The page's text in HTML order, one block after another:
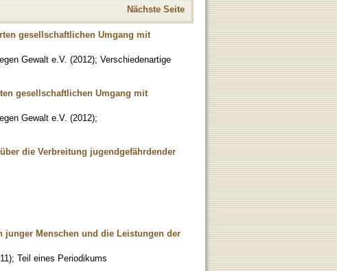
Nächste Seite
gesellschaftlichen Umgang mit
Gewalt e.V. (2012); Verschiedenartige
gesellschaftlichen Umgang mit
Gewalt e.V. (2012);
die Verbreitung jugendgefährdender
Menschen und die Leistungen der
); Teil eines Periodikums